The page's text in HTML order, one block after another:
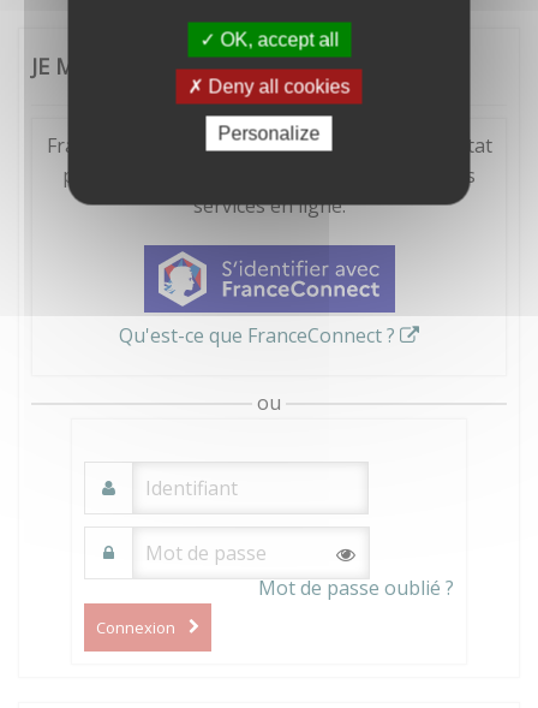
OK, accept all
Deny all cookies
Personalize
JE ME CONNECTE
FranceConnect est la solution proposée par l'Etat
pour sécuriser et simplifier la connexion à vos
services en ligne.
Qu'est-ce que FranceConnect ?
ou
Mot de passe oublié ?
Connexion